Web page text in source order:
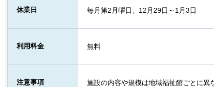
休業日 毎月第2月曜日、12月29日～1月3日
利用料金 無料
注意事項
施設の内容や規模は地域福祉館ごとに異